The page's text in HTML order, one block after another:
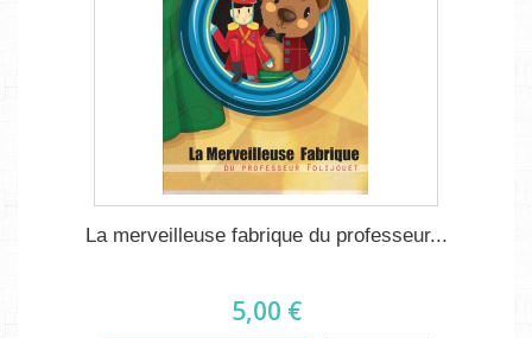
La merveilleuse fabrique du professeur...
5,00 €